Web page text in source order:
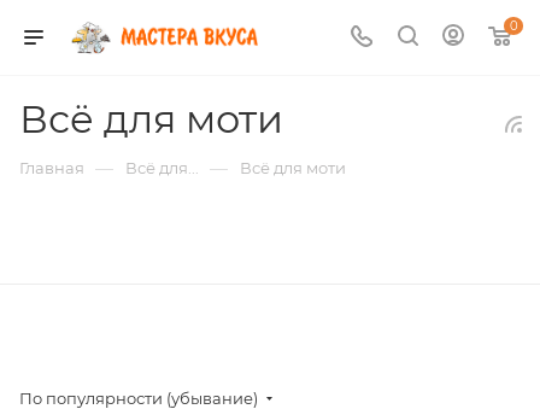
0
Всё для моти
Главная — Всё для... — Всё для моти
По популярности (убывание)